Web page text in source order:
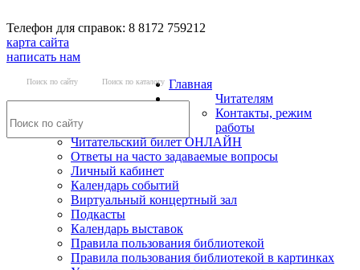
Телефон для справок: 8 8172 759212
карта сайта
написать нам
Поиск по сайту Поиск по каталогу Главная
Читателям
Контакты, режим
работы
Читательский билет ОНЛАЙН
Ответы на часто задаваемые вопросы
Личный кабинет
Календарь событий
Виртуальный концертный зал
Подкасты
Календарь выставок
Правила пользования библиотекой
Правила пользования библиотекой в картинках